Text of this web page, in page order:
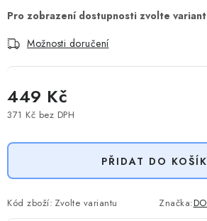
Možnosti doručení
449 Kč
371 Kč bez DPH
PŘIDAT DO
Kód zboží: Zvolte variantu Značka: